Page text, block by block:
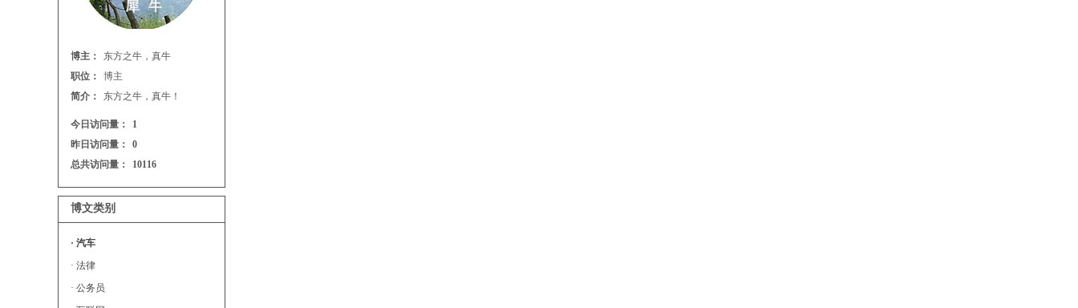
博主：
东方之牛，真牛
职位：
博主
简介：
东方之牛，真牛！
今日访问量：
1
昨日访问量：
0
总共访问量：
10116
博文类别
· 汽车
· 法律
· 公务员